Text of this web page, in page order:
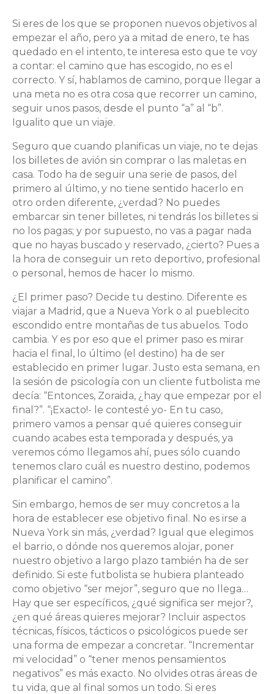
Si eres de los que se proponen nuevos objetivos al
empezar el año, pero ya a mitad de enero, te has
quedado en el intento, te interesa esto que te voy
a contar: el camino que has escogido, no es el
correcto. Y sí, hablamos de camino, porque llegar a
una meta no es otra cosa que recorrer un camino,
seguir unos pasos, desde el punto “a” al “b”.
Igualito que un viaje.
Seguro que cuando planificas un viaje, no te dejas
los billetes de avión sin comprar o las maletas en
casa. Todo ha de seguir una serie de pasos, del
primero al último, y no tiene sentido hacerlo en
otro orden diferente, ¿verdad? No puedes
embarcar sin tener billetes, ni tendrás los billetes si
no los pagas; y por supuesto, no vas a pagar nada
que no hayas buscado y reservado, ¿cierto? Pues a
la hora de conseguir un reto deportivo, profesional
o personal, hemos de hacer lo mismo.
¿El primer paso? Decide tu destino. Diferente es
viajar a Madrid, que a Nueva York o al pueblecito
escondido entre montañas de tus abuelos. Todo
cambia. Y es por eso que el primer paso es mirar
hacia el final, lo último (el destino) ha de ser
establecido en primer lugar. Justo esta semana, en
la sesión de psicología con un cliente futbolista me
decía: “Entonces, Zoraida, ¿hay que empezar por el
final?”. “¡Exacto!- le contesté yo- En tu caso,
primero vamos a pensar qué quieres conseguir
cuando acabes esta temporada y después, ya
veremos cómo llegamos ahí, pues sólo cuando
tenemos claro cuál es nuestro destino, podemos
planificar el camino”.
Sin embargo, hemos de ser muy concretos a la
hora de establecer ese objetivo final. No es irse a
Nueva York sin más, ¿verdad? Igual que elegimos
el barrio, o dónde nos queremos alojar, poner
nuestro objetivo a largo plazo también ha de ser
definido. Si este futbolista se hubiera planteado
como objetivo “ser mejor”, seguro que no llega…
Hay que ser específicos, ¿qué significa ser mejor?,
¿en qué áreas quieres mejorar? Incluir aspectos
técnicas, físicos, tácticos o psicológicos puede ser
una forma de empezar a concretar. “Incrementar
mi velocidad” o “tener menos pensamientos
negativos” es más exacto. No olvides otras áreas de
tu vida, que al final somos un todo. Si eres